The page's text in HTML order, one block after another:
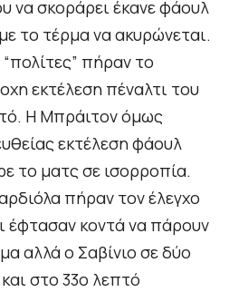
να σκοράρει έκανε φάουλ
το τέρμα να ακυρώνεται.
πήραν το
εκτέλεση πέναλτι του
Η Μπράιτον όμως
εκτέλεση φάουλ
το ματς σε ισορροπία.
πήραν τον έλεγχο
έφτασαν κοντά να πάρουν
αλλά ο Σαβίνιο σε δύο
στο 33ο λεπτό